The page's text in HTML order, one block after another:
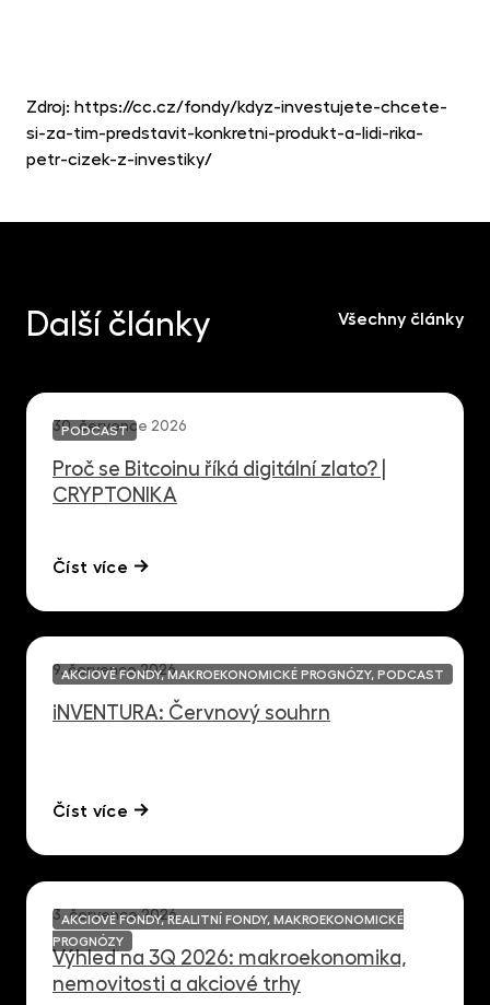
Zdroj: https://cc.cz/fondy/kdyz-investujete-chcete-
si-za-tim-predstavit-konkretni-produkt-a-lidi-rika-
petr-cizek-z-investiky/
Další články Všechny články
30. července 2026
Proč se Bitcoinu říká digitální zlato? |
CRYPTONIKA
Číst více
PODCAST
9. července 2026
iNVENTURA: Červnový souhrn
Číst více
AKCIOVÉ FONDY, MAKROEKONOMICKÉ PROGNÓZY, PODCAST
3. července 2026
Výhled na 3Q 2026: makroekonomika,
nemovitosti a akciové trhy
AKCIOVÉ FONDY, REALITNÍ FONDY, MAKROEKONOMICKÉ
PROGNÓZY